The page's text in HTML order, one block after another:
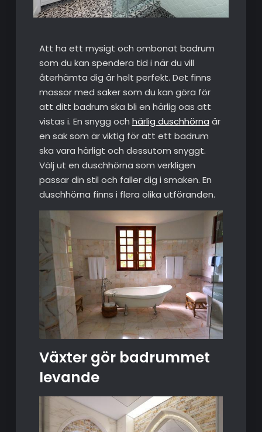
Att ha ett mysigt och ombonat badrum
som du kan spendera tid i när du vill
återhämta dig är helt perfekt. Det finns
massor med saker som du kan göra för
att ditt badrum ska bli en härlig oas att
vistas i. En snygg och härlig duschhörna är
en sak som är viktig för att ett badrum
ska vara härligt och dessutom snyggt.
Välj ut en duschhörna som verkligen
passar din stil och faller dig i smaken. En
duschhörna finns i flera olika utföranden.
Växter gör badrummet
levande